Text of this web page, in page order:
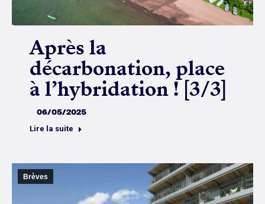
Après la
décarbonation, place
à l’hybridation ! [3/3]
06/05/2025
Lire la suite
Brèves